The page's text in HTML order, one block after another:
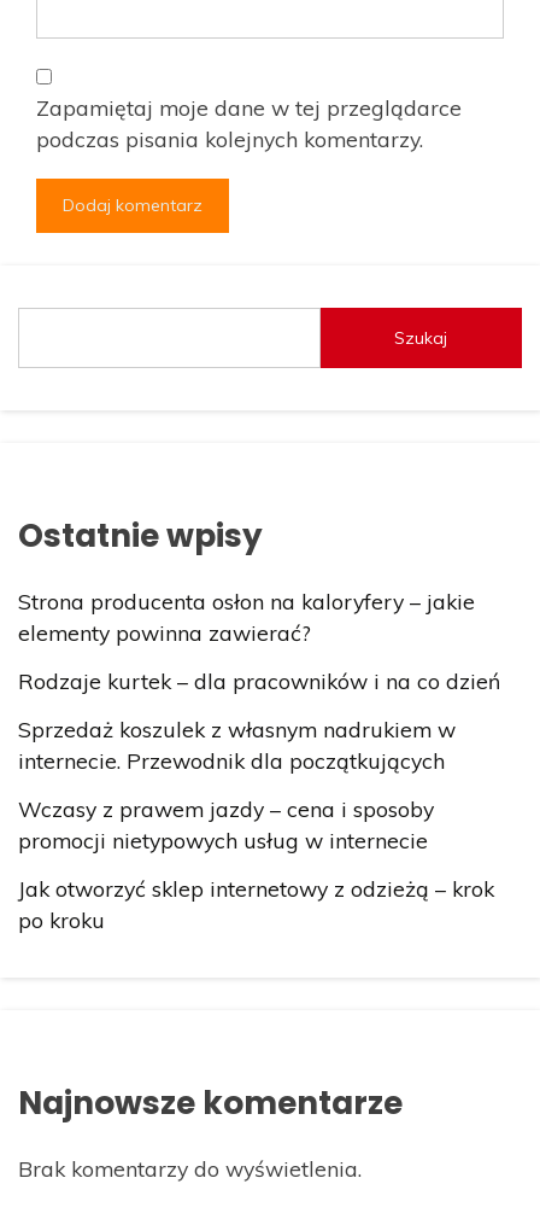
Zapamiętaj moje dane w tej przeglądarce
podczas pisania kolejnych komentarzy.
Szukaj
Ostatnie wpisy
Strona producenta osłon na kaloryfery – jakie
elementy powinna zawierać?
Rodzaje kurtek – dla pracowników i na co dzień
Sprzedaż koszulek z własnym nadrukiem w
internecie. Przewodnik dla początkujących
Wczasy z prawem jazdy – cena i sposoby
promocji nietypowych usług w internecie
Jak otworzyć sklep internetowy z odzieżą – krok
po kroku
Najnowsze komentarze
Brak komentarzy do wyświetlenia.